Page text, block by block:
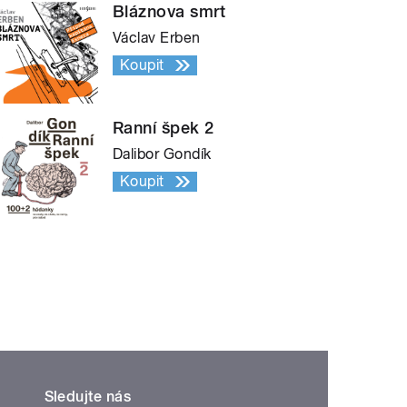
Bláznova smrt
Václav Erben
Koupit
Ranní špek 2
Dalibor Gondík
Koupit
Sledujte nás